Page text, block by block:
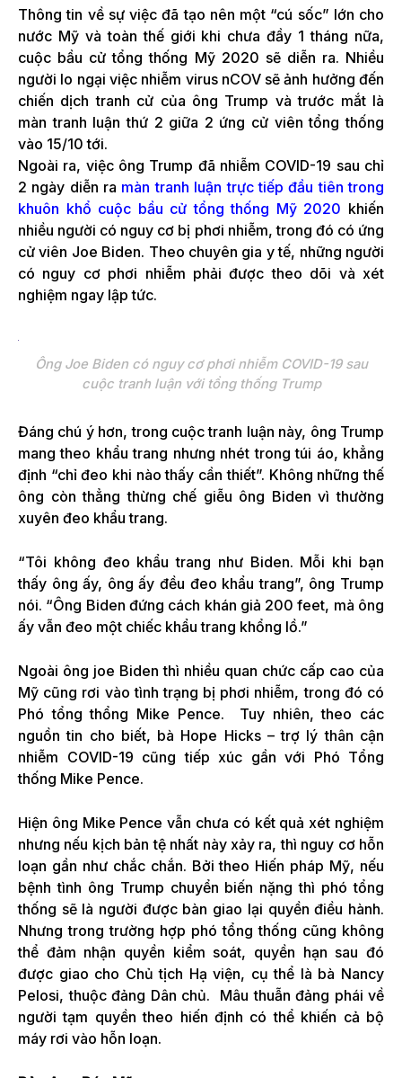
Thông tin về sự việc đã tạo nên một “cú sốc” lớn cho
nước Mỹ và toàn thế giới khi chưa đầy 1 tháng nữa,
cuộc bầu cử tổng thống Mỹ 2020 sẽ diễn ra. Nhiều
người lo ngại việc nhiễm virus nCOV sẽ ảnh hưởng đến
chiến dịch tranh cử của ông Trump và trước mắt là
màn tranh luận thứ 2 giữa 2 ứng cử viên tổng thống
vào 15/10 tới.
Ngoài ra, việc ông Trump đã nhiễm COVID-19 sau chỉ
2 ngày diễn ra màn tranh luận trực tiếp đầu tiên trong
khuôn khổ cuộc bầu cử tổng thống Mỹ 2020 khiến
nhiều người có nguy cơ bị phơi nhiễm, trong đó có ứng
cử viên Joe Biden. Theo chuyên gia y tế, những người
có nguy cơ phơi nhiễm phải được theo dõi và xét
nghiệm ngay lập tức.
Ông Joe Biden có nguy cơ phơi nhiễm COVID-19 sau
cuộc tranh luận với tổng thống Trump
Đáng chú ý hơn, trong cuộc tranh luận này, ông Trump
mang theo khẩu trang nhưng nhét trong túi áo, khẳng
định “chỉ đeo khi nào thấy cần thiết”. Không những thế
ông còn thẳng thừng chế giễu ông Biden vì thường
xuyên đeo khẩu trang.
“Tôi không đeo khẩu trang như Biden. Mỗi khi bạn
thấy ông ấy, ông ấy đều đeo khẩu trang”, ông Trump
nói. “Ông Biden đứng cách khán giả 200 feet, mà ông
ấy vẫn đeo một chiếc khẩu trang khổng lồ.”
Ngoài ông joe Biden thì nhiều quan chức cấp cao của
Mỹ cũng rơi vào tình trạng bị phơi nhiễm, trong đó có
Phó tổng thổng Mike Pence. Tuy nhiên, theo các
nguồn tin cho biết, bà Hope Hicks – trợ lý thân cận
nhiễm COVID-19 cũng tiếp xúc gần với Phó Tổng
thống Mike Pence.
Hiện ông Mike Pence vẫn chưa có kết quả xét nghiệm
nhưng nếu kịch bản tệ nhất này xảy ra, thì nguy cơ hỗn
loạn gần như chắc chắn. Bởi theo Hiến pháp Mỹ, nếu
bệnh tình ông Trump chuyển biến nặng thì phó tổng
thống sẽ là người được bàn giao lại quyền điều hành.
Nhưng trong trường hợp phó tổng thống cũng không
thể đảm nhận quyền kiểm soát, quyền hạn sau đó
được giao cho Chủ tịch Hạ viện, cụ thể là bà Nancy
Pelosi, thuộc đảng Dân chủ. Mâu thuẫn đảng phái về
người tạm quyền theo hiến định có thể khiến cả bộ
máy rơi vào hỗn loạn.